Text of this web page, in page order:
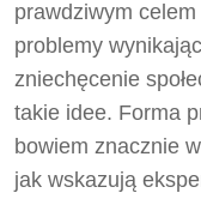
prawdziwym
problemy
zniechęcenie
takie idee. Forma
bowiem znacznie
jak wskazują